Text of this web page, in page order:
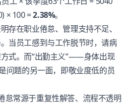
× 100 =2.38%。
存在职业倦怠、管理支持不足、
当员工感到与工作脱节时，请病
式。而“出勤主义”——身体出现
问题的另一面，即敬业度低的员
怠常源于重复性解答、流程不透明